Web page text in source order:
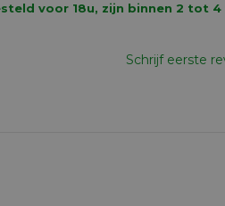
voor 18u, zijn binnen 2 tot
Schrijf eerste